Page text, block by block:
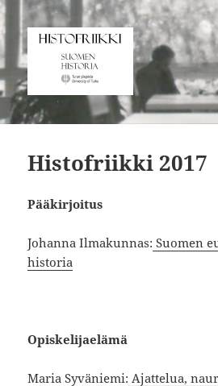
Histofriikki
Histofriikki 2017
Pääkirjoitus
Johanna Ilmakunnas: Suomen
historia
Opiskelijaelämä
Maria Syväniemi: Ajattelua,